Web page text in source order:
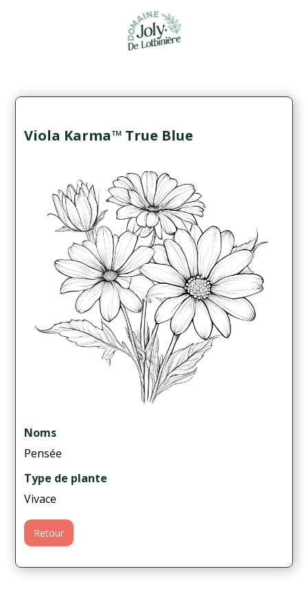
Viola Karma™ True Blue
Noms
Pensée
Type de plante
Vivace
Retour